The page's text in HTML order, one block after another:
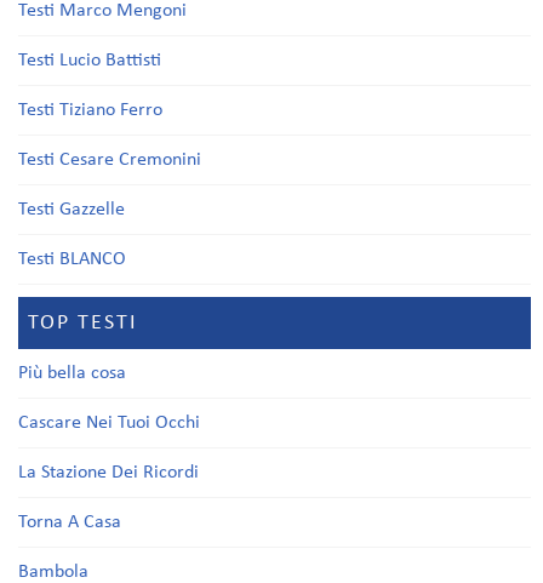
Testi Marco Mengoni
Testi Lucio Battisti
Testi Tiziano Ferro
Testi Cesare Cremonini
Testi Gazzelle
Testi BLANCO
TOP TESTI
Più bella cosa
Cascare Nei Tuoi Occhi
La Stazione Dei Ricordi
Torna A Casa
Bambola